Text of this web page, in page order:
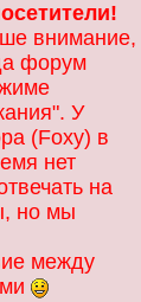
внимание,
форум
У
(Foxy) в
нет
на
но мы
между